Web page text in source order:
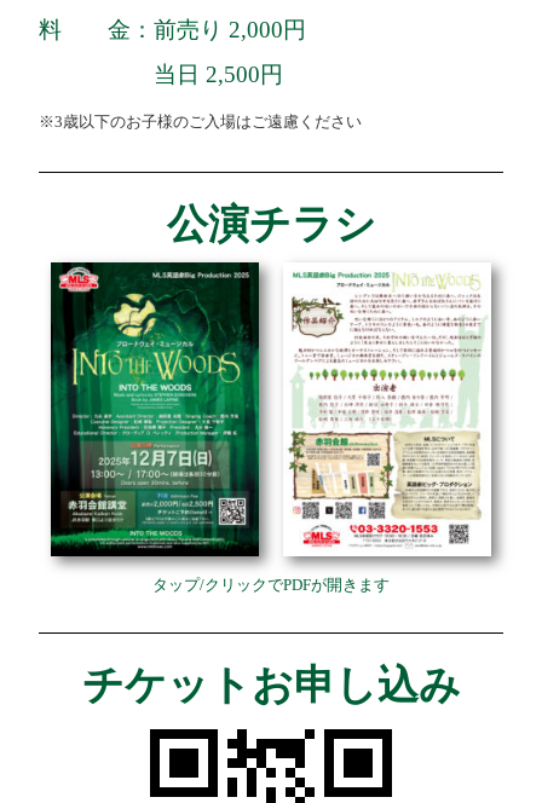
料 金：前売り 2,000円
当日 2,500円
※3歳以下のお子様のご入場はご遠慮ください
公演チラシ
タップ/クリックでPDFが開きます
チケットお申し込み